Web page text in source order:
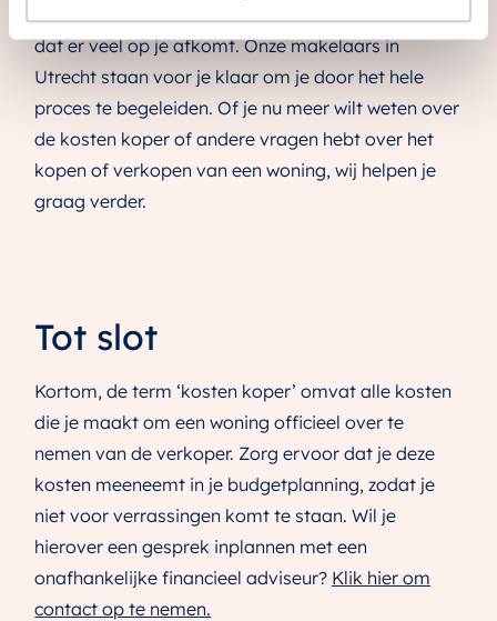
Verhuizen is een spannende tijd, en wij begrijpen
dat er veel op je afkomt. Onze makelaars in
Utrecht staan voor je klaar om je door het hele
proces te begeleiden. Of je nu meer wilt weten over
de kosten koper of andere vragen hebt over het
kopen of verkopen van een woning, wij helpen je
graag verder.
Tot slot
Kortom, de term ‘kosten koper’ omvat alle kosten
die je maakt om een woning officieel over te
nemen van de verkoper. Zorg ervoor dat je deze
kosten meeneemt in je budgetplanning, zodat je
niet voor verrassingen komt te staan. Wil je
hierover een gesprek inplannen met een
onafhankelijke financieel adviseur? Klik hier om
contact op te nemen.